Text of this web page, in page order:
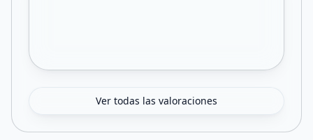
Ver todas las valoraciones